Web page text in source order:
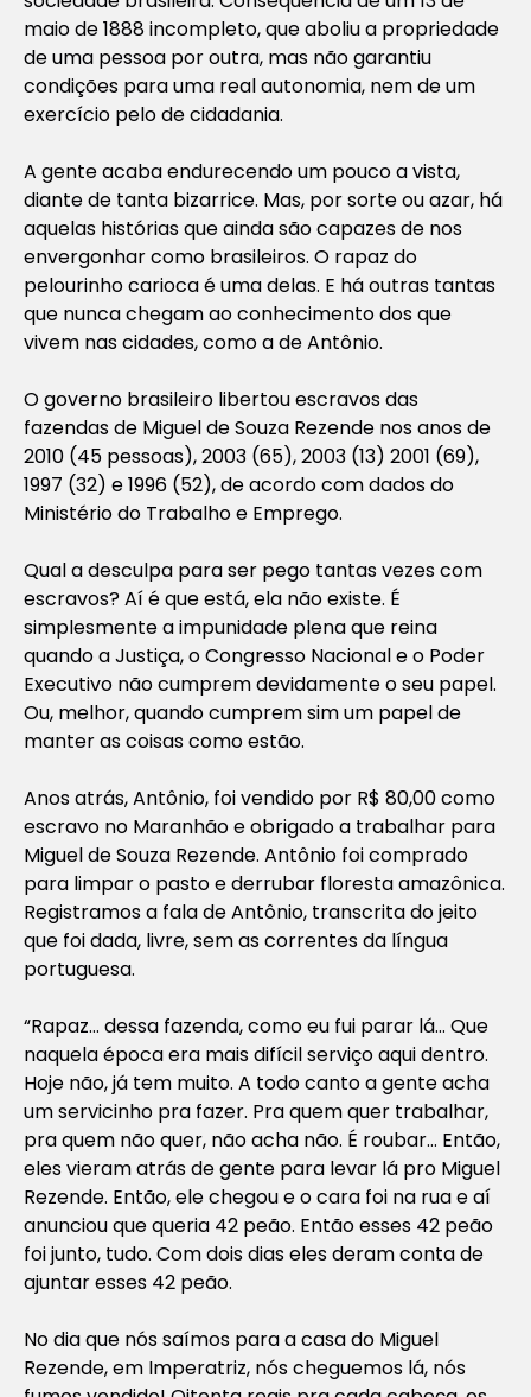
maio de 1888 incompleto, que aboliu a propriedade
de uma pessoa por outra, mas não garantiu
condições para uma real autonomia, nem de um
exercício pelo de cidadania.
A gente acaba endurecendo um pouco a vista,
diante de tanta bizarrice. Mas, por sorte ou azar, há
aquelas histórias que ainda são capazes de nos
envergonhar como brasileiros. O rapaz do
pelourinho carioca é uma delas. E há outras tantas
que nunca chegam ao conhecimento dos que
vivem nas cidades, como a de Antônio.
O governo brasileiro libertou escravos das
fazendas de Miguel de Souza Rezende nos anos de
2010 (45 pessoas), 2003 (65), 2003 (13) 2001 (69),
1997 (32) e 1996 (52), de acordo com dados do
Ministério do Trabalho e Emprego.
Qual a desculpa para ser pego tantas vezes com
escravos? Aí é que está, ela não existe. É
simplesmente a impunidade plena que reina
quando a Justiça, o Congresso Nacional e o Poder
Executivo não cumprem devidamente o seu papel.
Ou, melhor, quando cumprem sim um papel de
manter as coisas como estão.
Anos atrás, Antônio, foi vendido por R$ 80,00 como
escravo no Maranhão e obrigado a trabalhar para
Miguel de Souza Rezende. Antônio foi comprado
para limpar o pasto e derrubar floresta amazônica.
Registramos a fala de Antônio, transcrita do jeito
que foi dada, livre, sem as correntes da língua
portuguesa.
“Rapaz… dessa fazenda, como eu fui parar lá… Que
naquela época era mais difícil serviço aqui dentro.
Hoje não, já tem muito. A todo canto a gente acha
um servicinho pra fazer. Pra quem quer trabalhar,
pra quem não quer, não acha não. É roubar… Então,
eles vieram atrás de gente para levar lá pro Miguel
Rezende. Então, ele chegou e o cara foi na rua e aí
anunciou que queria 42 peão. Então esses 42 peão
foi junto, tudo. Com dois dias eles deram conta de
ajuntar esses 42 peão.
No dia que nós saímos para a casa do Miguel
Rezende, em Imperatriz, nós cheguemos lá, nós